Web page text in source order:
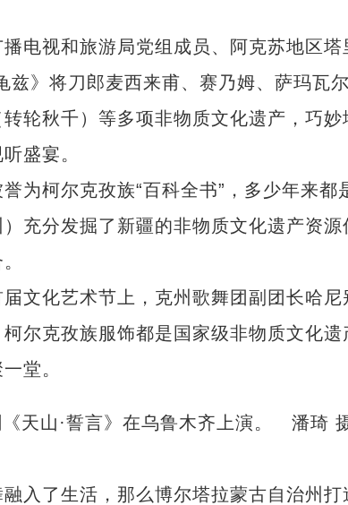
视和旅游局党组成员、阿克苏地区塔
兹》将刀郎麦西来甫、赛乃姆、萨玛瓦
轮秋千）等多项非物质文化遗产，巧
盛宴。
柯尔克孜族“百科全书”，多少年来都
充分发掘了新疆的非物质文化遗产资
化艺术节上，克州歌舞团副团长哈尼
尔克孜族服饰都是国家级非物质文化遗
堂。
天山·誓言》在乌鲁木齐上演。 潘琦
了生活，那么博尔塔拉蒙古自治州打